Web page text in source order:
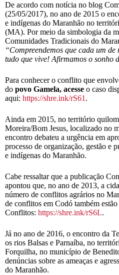
De acordo com notícia no blog
(25/05/2017), no ano de 2015 o
e indígenas do Maranhão no
(MA). Por meio da simbologia da
Comunidades Tradicionais do
“Compreendemos que cada um
tudo que vive! Afirmamos o sonho
Para conhecer o conflito que
do povo Gamela, acesse o caso
aqui: https://shre.ink/rS61 .
Ainda em 2015, no território
Moreira/Bom Jesus, localizado no
encontro debateu a urgência em
processo de organização, gestão e
e indígenas do Maranhão.
Cabe ressaltar que a publicação
apontou que, no ano de 2013, a
número de conflitos agrários no
de conflitos em Codó também
Conflitos: https://shre.ink/rS6L.
Já no ano de 2016, o encontro da
os rios Balsas e Parnaíba, no
Forquilha, no município de
denúncias sobre as ameaças e
do Maranhão.